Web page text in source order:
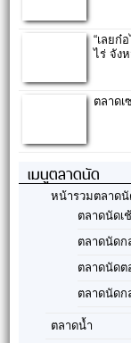
“เลยก๋
ไร่ จัง
ตลาด
เมนูตลาดนัด
หน้ารวมตลาด
ตลาดนัดเ
ตลาดนัดก
ตลาดนัดต
ตลาดนัดก
ตลาดน้ำ